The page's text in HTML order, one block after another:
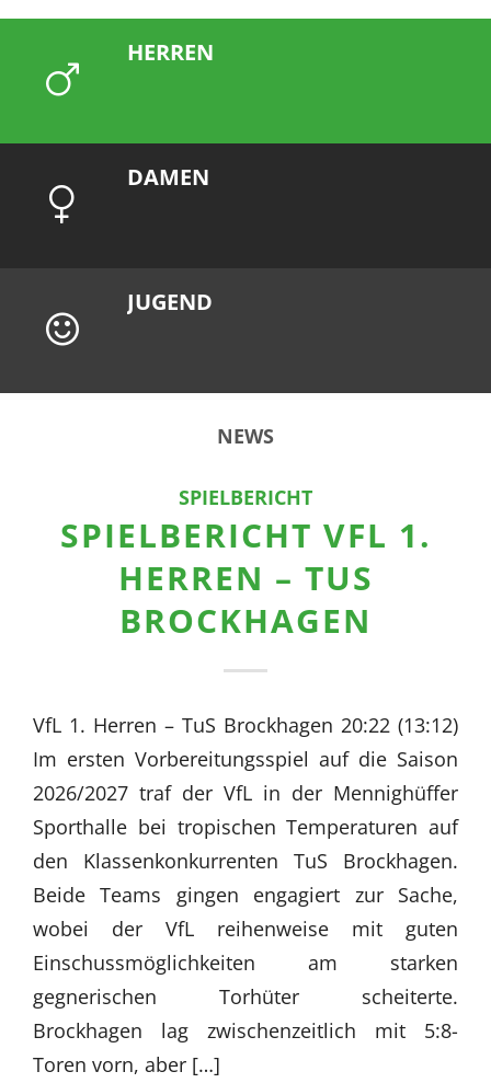
HERREN
DAMEN
JUGEND
NEWS
SPIELBERICHT
SPIELBERICHT VFL 1.
HERREN – TUS
BROCKHAGEN
VfL 1. Herren – TuS Brockhagen 20:22 (13:12)
Im ersten Vorbereitungsspiel auf die Saison
2026/2027 traf der VfL in der Mennighüffer
Sporthalle bei tropischen Temperaturen auf
den Klassenkonkurrenten TuS Brockhagen.
Beide Teams gingen engagiert zur Sache,
wobei der VfL reihenweise mit guten
Einschussmöglichkeiten am starken
gegnerischen Torhüter scheiterte.
Brockhagen lag zwischenzeitlich mit 5:8-
Toren vorn, aber […]